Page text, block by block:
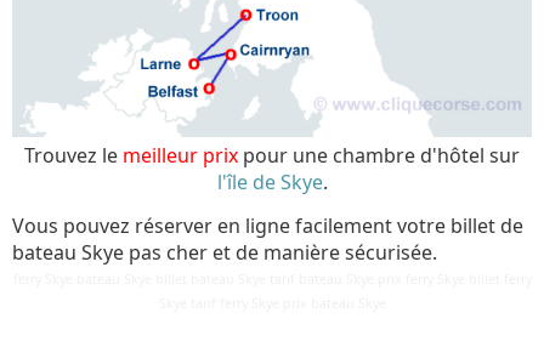
Trouvez le meilleur prix pour une chambre d'hôtel sur
l'île de Skye.
Vous pouvez réserver en ligne facilement votre billet de
bateau Skye pas cher et de manière sécurisée.